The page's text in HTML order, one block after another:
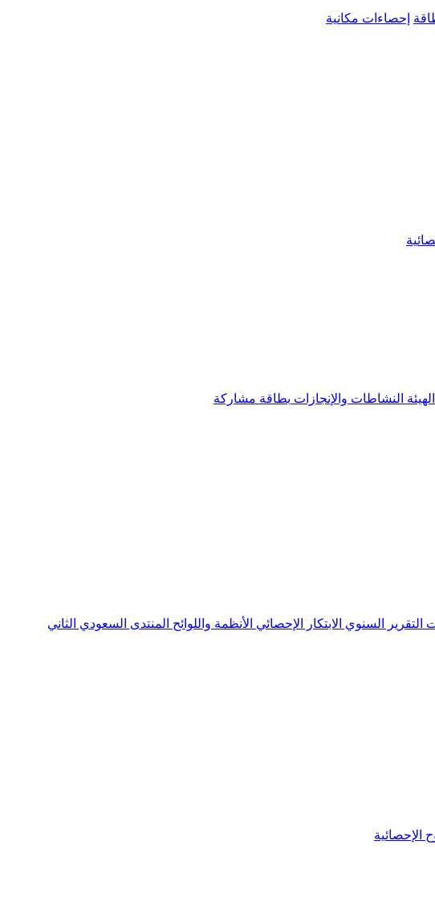
إحصاءات مكانية
النشاطات والإنجازات بطاقة مشاركة
التقرير السنوي الابتكار الإحصائي الأنظمة واللوائح المنتدى السعودي الثاني
الإحصائية